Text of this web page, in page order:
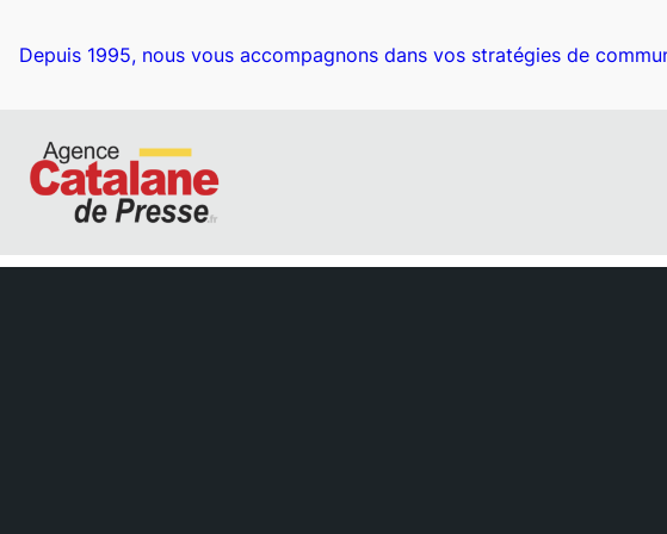
contenu
Depuis 1995, nous vous accompagnons dans vos stratégies de